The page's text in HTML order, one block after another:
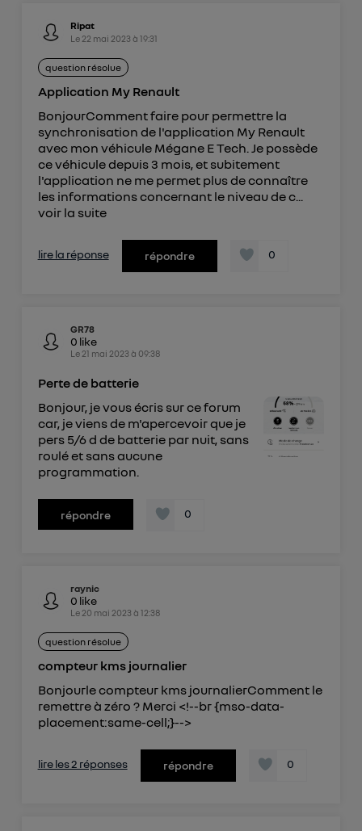
Ripat
Le 22 mai 2023 à 19:31
question résolue
Application My Renault
BonjourComment faire pour permettre la
synchronisation de l'application My Renault
avec mon véhicule Mégane E Tech. Je possède
ce véhicule depuis 3 mois, et subitement
l'application ne me permet plus de connaître
les informations concernant le niveau de c...
voir la suite
lire la réponse répondre 0
GR78
0 like
Le 21 mai 2023 à 09:38
Perte de batterie
Bonjour, je vous écris sur ce forum
car, je viens de m'apercevoir que je
pers 5/6 d de batterie par nuit, sans
roulé et sans aucune
programmation.
répondre 0
raynic
0 like
Le 20 mai 2023 à 12:38
question résolue
compteur kms journalier
Bonjourle compteur kms journalierComment le
remettre à zéro ? Merci <!--br {mso-data-
placement:same-cell;}-->
lire les 2 réponses répondre 0